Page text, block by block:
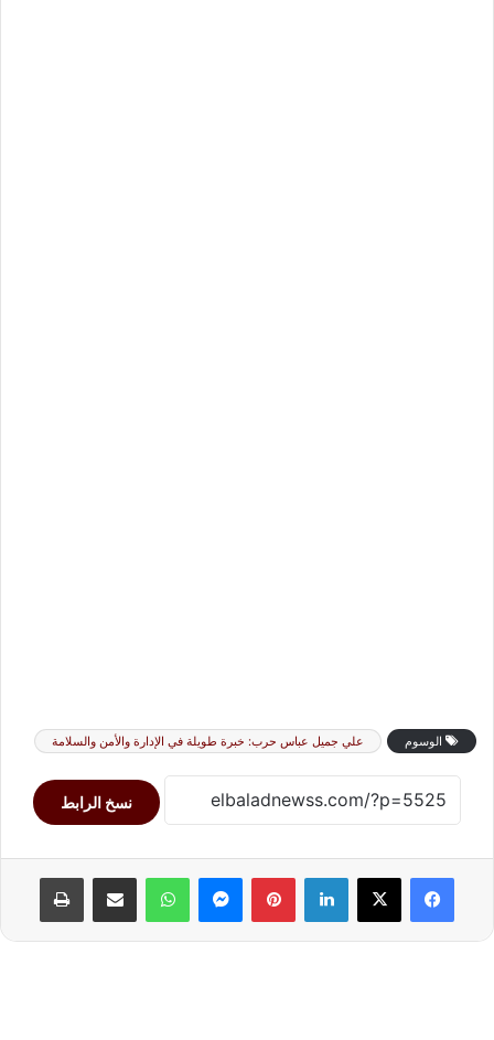
الوسوم علي جميل عباس حرب: خبرة طويلة في الإدارة والأمن والسلامة
نسخ الرابط
لينكدإن بينتيريست واتساب